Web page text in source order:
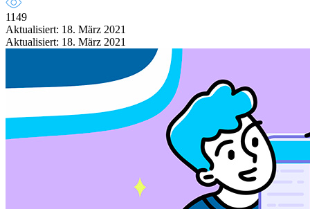
1149
Aktualisiert: 18. März 2021
Aktualisiert: 18. März 2021